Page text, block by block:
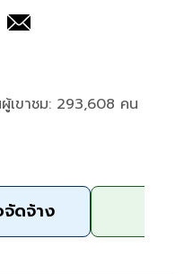
เขาชม: 293,608 คน
ดจ้าง